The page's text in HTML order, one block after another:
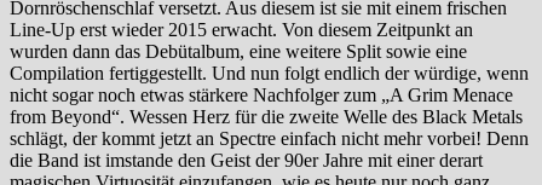
Dornröschenschlaf versetzt. Aus diesem ist sie mit einem frischen
Line-Up erst wieder 2015 erwacht. Von diesem Zeitpunkt an
wurden dann das Debütalbum, eine weitere Split sowie eine
Compilation fertiggestellt. Und nun folgt endlich der würdige, wenn
nicht sogar noch etwas stärkere Nachfolger zum „A Grim Menace
from Beyond“. Wessen Herz für die zweite Welle des Black Metals
schlägt, der kommt jetzt an Spectre einfach nicht mehr vorbei! Denn
die Band ist imstande den Geist der 90er Jahre mit einer derart